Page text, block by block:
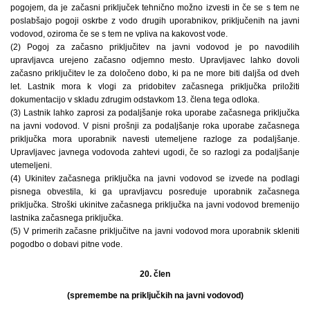
pogojem, da je začasni priključek tehnično možno izvesti in če se s tem ne
poslabšajo pogoji oskrbe z vodo drugih uporabnikov, priključenih na javni
vodovod, oziroma če se s tem ne vpliva na kakovost vode.
(2) Pogoj za začasno priključitev na javni vodovod je po navodilih
upravljavca urejeno začasno odjemno mesto. Upravljavec lahko dovoli
začasno priključitev le za določeno dobo, ki pa ne more biti daljša od dveh
let. Lastnik mora k vlogi za pridobitev začasnega priključka priložiti
dokumentacijo v skladu zdrugim odstavkom 13. člena tega odloka.
(3) Lastnik lahko zaprosi za podaljšanje roka uporabe začasnega priključka
na javni vodovod. V pisni prošnji za podaljšanje roka uporabe začasnega
priključka mora uporabnik navesti utemeljene razloge za podaljšanje.
Upravljavec javnega vodovoda zahtevi ugodi, če so razlogi za podaljšanje
utemeljeni.
(4) Ukinitev začasnega priključka na javni vodovod se izvede na podlagi
pisnega obvestila, ki ga upravljavcu posreduje uporabnik začasnega
priključka. Stroški ukinitve začasnega priključka na javni vodovod bremenijo
lastnika začasnega priključka.
(5) V primerih začasne priključitve na javni vodovod mora uporabnik skleniti
pogodbo o dobavi pitne vode.
20. člen
(spremembe na priključkih na javni vodovod)